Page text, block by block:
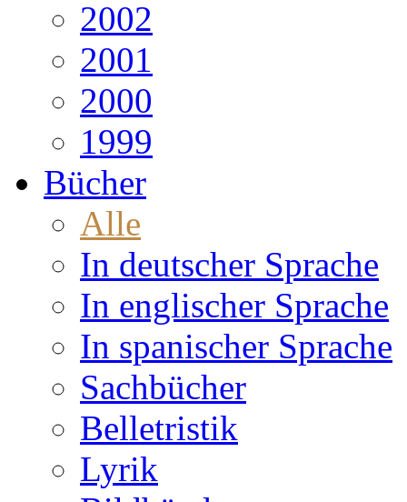
2002
2001
2000
1999
Bücher
Alle
In deutscher Sprache
In englischer Sprache
In spanischer Sprache
Sachbücher
Belletristik
Lyrik